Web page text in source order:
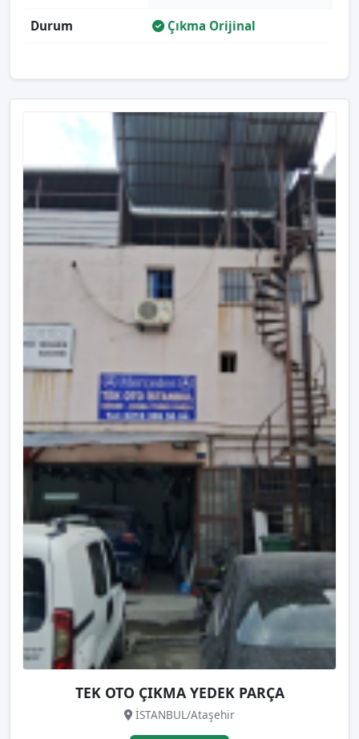
Durum Çıkma Orijinal
TEK OTO ÇIKMA YEDEK PARÇA
İSTANBUL/Ataşehir